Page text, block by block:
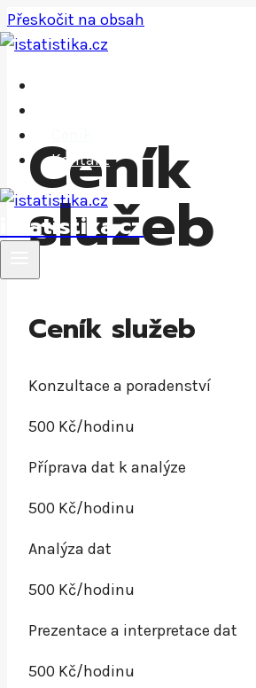
Přeskočit na obsah
Kontakt
istatistika.cz
Ceník
služeb
Ceník služeb
Konzultace a poradenství
500 Kč/hodinu
Příprava dat k analýze
500 Kč/hodinu
Analýza dat
500 Kč/hodinu
Prezentace a interpretace dat
500 Kč/hodinu